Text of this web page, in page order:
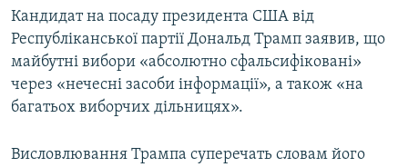
Перейти
до
пошуку
ПОГЛЯД
ІНТЕРВ'Ю
ВСЕ ЗА ДЕНЬ
СПЕЦПРОЕКТИ
ЯК ОБІЙТИ БЛОКУВАННЯ
Кандидат на посаду президента США від
Республіканської партії Дональд Трамп заявив, що
майбутні вибори «абсолютно сфальсифіковані»
через «нечесні засоби інформації», а також «на
багатьох виборчих дільницях».
Висловлювання Трампа суперечать словам його